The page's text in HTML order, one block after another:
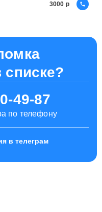
3000
списке?
49-87
по телефону
в телеграм